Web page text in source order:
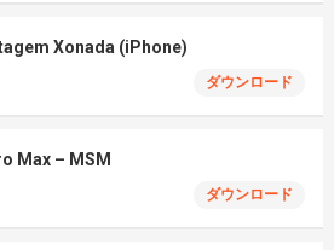
Xonada (iPhone)
ダウンロード
Max – MSM
ダウンロード